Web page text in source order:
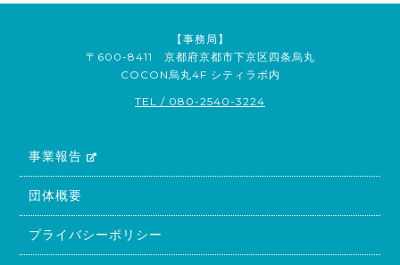
【事務局】
〒600-8411 京都府京都市下京区四条烏丸
COCON烏丸4F シティラボ内
TEL / 080-2540-3224
事業報告
団体概要
プライバシーポリシー